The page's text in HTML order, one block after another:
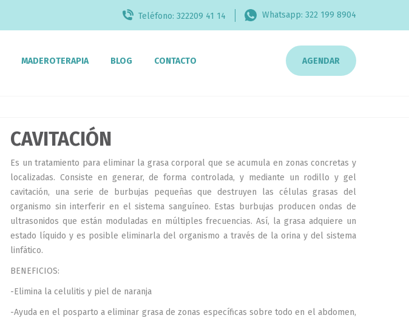
Teléfono: 322209 41 14 Whatsapp: 322 199 8904
MADEROTERAPIA BLOG CONTACTO AGENDAR
CAVITACIÓN
Es un tratamiento para eliminar la grasa corporal que se acumula en zonas concretas y
localizadas. Consiste en generar, de forma controlada, y mediante un rodillo y gel
cavitación, una serie de burbujas pequeñas que destruyen las células grasas del
organismo sin interferir en el sistema sanguíneo. Estas burbujas producen ondas de
ultrasonidos que están moduladas en múltiples frecuencias. Así, la grasa adquiere un
estado líquido y es posible eliminarla del organismo a través de la orina y del sistema
linfático.
BENEFICIOS:
-Elimina la celulitis y piel de naranja
-Ayuda en el posparto a eliminar grasa de zonas específicas sobre todo en el abdomen,